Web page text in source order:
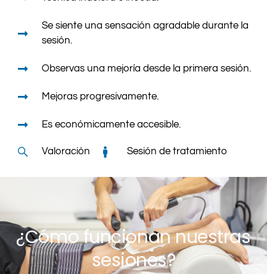
Se siente una sensación agradable durante la
sesión.
Observas una mejoría desde la primera sesión.
Mejoras progresivamente.
Es económicamente accesible.
Valoración Sesión de tratamiento
¿Cómo funcionan nuestras
sesiones?